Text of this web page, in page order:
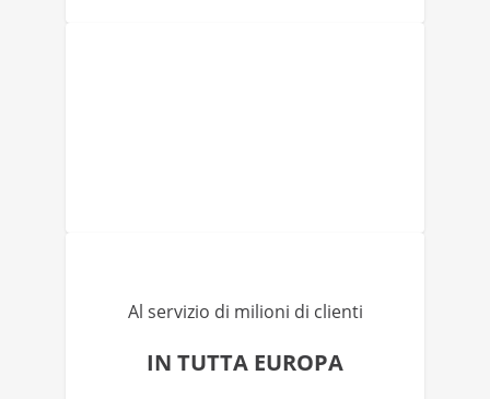
Al servizio di milioni di clienti
IN TUTTA EUROPA